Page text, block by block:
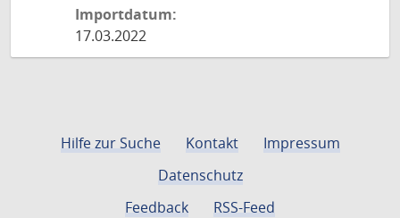
Importdatum:
17.03.2022
Hilfe zur Suche Kontakt
Impressum
Datenschutz
Feedback
RSS-Feed